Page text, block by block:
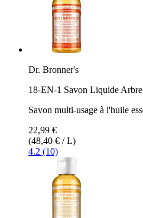
Dr. Bronner's
18-EN-1 Savon Liquide
Savon multi-usage à l'huile
22,99 €
(48,40 € / L)
4.2 (10)